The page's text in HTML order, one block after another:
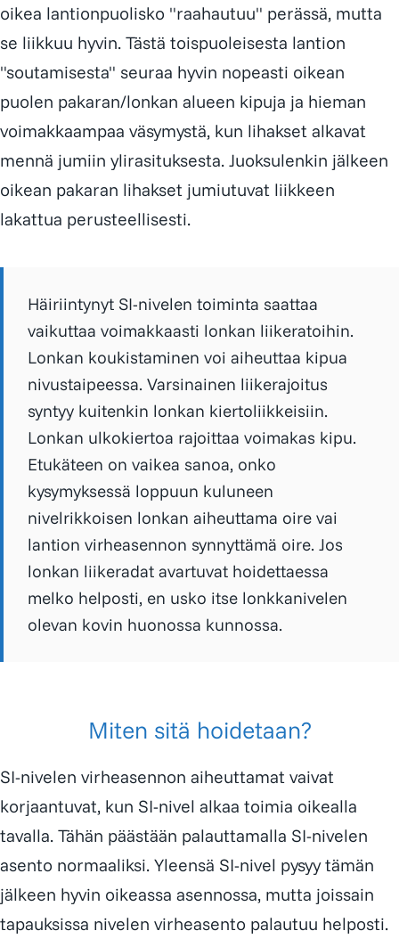
oikea lantionpuolisko "raahautuu" perässä, mutta
se liikkuu hyvin. Tästä toispuoleisesta lantion
"soutamisesta" seuraa hyvin nopeasti oikean
puolen pakaran/lonkan alueen kipuja ja hieman
voimakkaampaa väsymystä, kun lihakset alkavat
mennä jumiin ylirasituksesta. Juoksulenkin jälkeen
oikean pakaran lihakset jumiutuvat liikkeen
lakattua perusteellisesti.
Häiriintynyt SI-nivelen toiminta saattaa
vaikuttaa voimakkaasti lonkan liikeratoihin.
Lonkan koukistaminen voi aiheuttaa kipua
nivustaipeessa. Varsinainen liikerajoitus
syntyy kuitenkin lonkan kiertoliikkeisiin.
Lonkan ulkokiertoa rajoittaa voimakas kipu.
Etukäteen on vaikea sanoa, onko
kysymyksessä loppuun kuluneen
nivelrikkoisen lonkan aiheuttama oire vai
lantion virheasennon synnyttämä oire. Jos
lonkan liikeradat avartuvat hoidettaessa
melko helposti, en usko itse lonkkanivelen
olevan kovin huonossa kunnossa.
Miten sitä hoidetaan?
SI-nivelen virheasennon aiheuttamat vaivat
korjaantuvat, kun SI-nivel alkaa toimia oikealla
tavalla. Tähän päästään palauttamalla SI-nivelen
asento normaaliksi. Yleensä SI-nivel pysyy tämän
jälkeen hyvin oikeassa asennossa, mutta joissain
tapauksissa nivelen virheasento palautuu helposti.